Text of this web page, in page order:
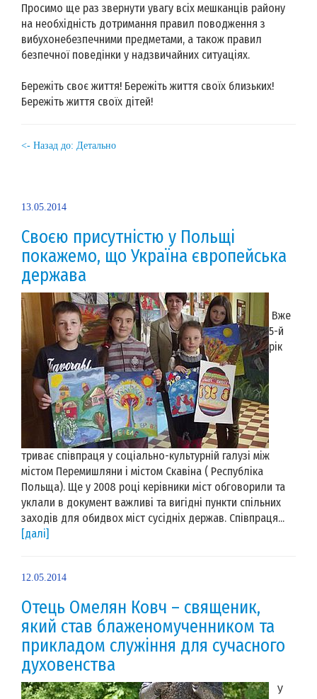
Просимо ще раз звернути увагу всіх мешканців району
на необхідність дотримання правил поводження з
вибухонебезпечними предметами, а також правил
безпечної поведінки у надзвичайних ситуаціях.
Бережіть своє життя! Бережіть життя своїх близьких!
Бережіть життя своїх дітей!
<- Назад до: Детально
13.05.2014
Своєю присутністю у Польщі
покажемо, що Україна європейська
держава
Вже
5-й
рік
триває співпраця у соціально-культурній галузі між
містом Перемишляни і містом Скавіна ( Республіка
Польща). Ще у 2008 році керівники міст обговорили та
уклали в документ важливі та вигідні пункти спільних
заходів для обидвох міст сусідніх держав. Співпраця...
[далі]
12.05.2014
Отець Омелян Ковч – священик,
який став блаженомученником та
прикладом служіння для сучасного
духовенства
У